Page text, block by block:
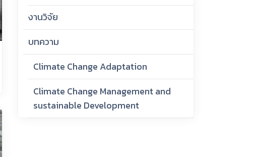
งานวิจัย
บทความ
Climate Change Adaptation
Climate Change Management and
sustainable Development